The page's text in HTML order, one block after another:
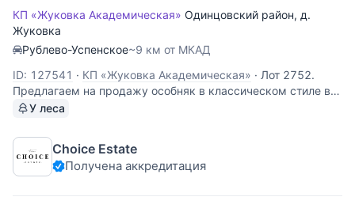
КП «Жуковка Академическая» Одинцовский район, д.
Жуковка
Рублево-Успенское~9 км от МКАД
ID: 127541 · КП «Жуковка Академическая» · Лот 2752.
Предлагаем на продажу особняк в классическом стиле в
поселке "Жуковка Академическая". Весь внутренний
высококачественных, натуральных материалов. На
территории участка, растут корабельные сосны
У леса
Choice Estate
Получена аккредитация